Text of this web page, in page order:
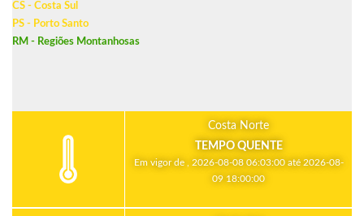
CS - Costa Sul
PS - Porto Santo
RM - Regiões Montanhosas
Costa Norte
TEMPO QUENTE
Em vigor de , 2026-08-08 06:03:00 até 2026-08-
09 18:00:00